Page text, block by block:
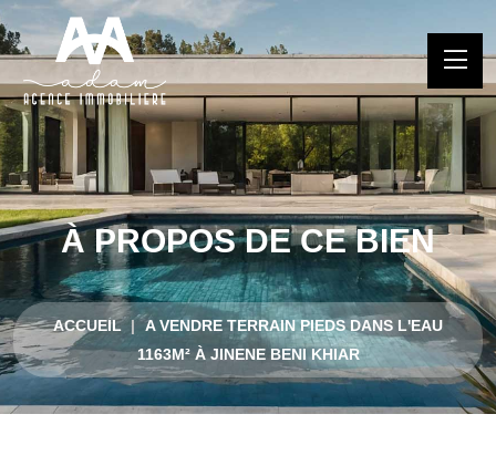
À PROPOS DE CE BIEN
ACCUEIL
A VENDRE TERRAIN PIEDS DANS L'EAU
1163M² À JINENE BENI KHIAR